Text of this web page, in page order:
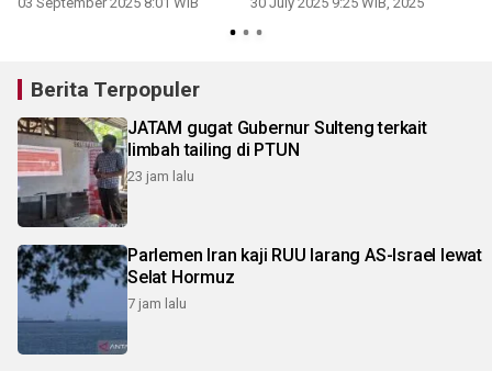
Berita Terpopuler
JATAM gugat Gubernur Sulteng terkait
limbah tailing di PTUN
23 jam lalu
Parlemen Iran kaji RUU larang AS-Israel lewat
Selat Hormuz
7 jam lalu